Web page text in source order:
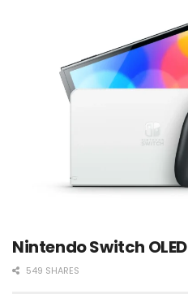
Nintendo Switch OLED
549 SHARES